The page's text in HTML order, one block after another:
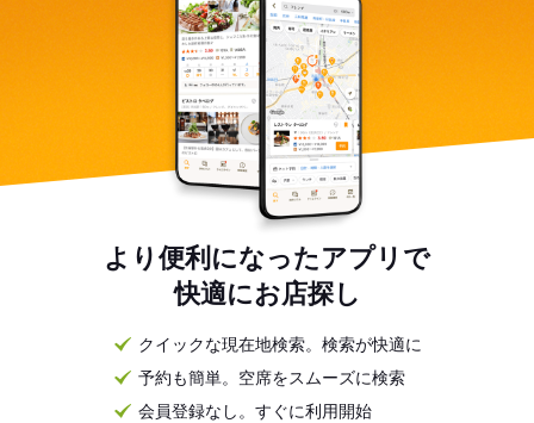
より便利になったアプリで
快適にお店探し
クイックな現在地検索。検索が快適に
予約も簡単。空席をスムーズに検索
会員登録なし。すぐに利用開始